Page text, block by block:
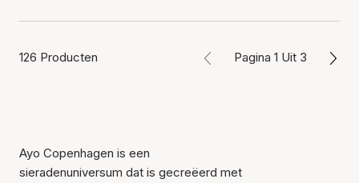
126 Producten Pagina 1 Uit 3
Ayo Copenhagen is een
sieradenuniversum dat is gecreëerd met